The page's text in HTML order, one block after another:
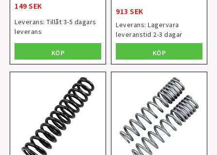
149 SEK
Leverans: Tillåt 3-5 dagars
leverans
KÖP
913 SEK
Leverans: Lagervara
leveranstid 2-3 dagar
KÖP